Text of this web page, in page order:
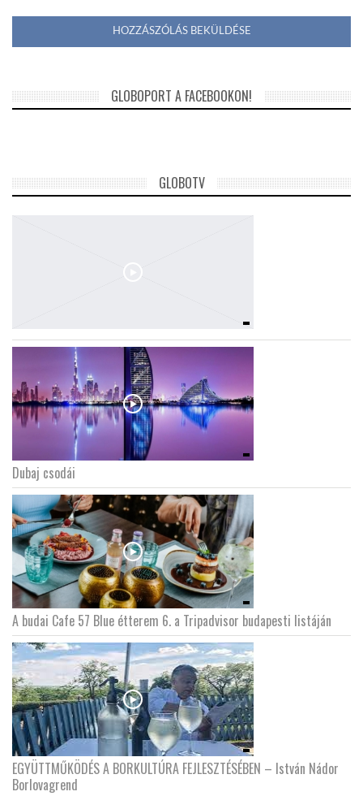
GLOBOPORT A FACEBOOKON!
GLOBOTV
Dubaj csodái
A budai Cafe 57 Blue étterem 6. a Tripadvisor budapesti listáján
EGYÜTTMŰKÖDÉS A BORKULTÚRA FEJLESZTÉSÉBEN – István Nádor
Borlovagrend